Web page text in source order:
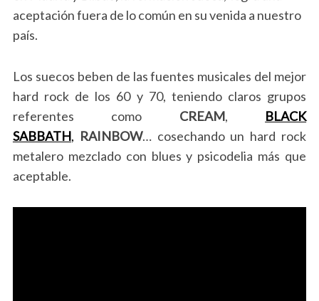
aceptación fuera de lo común en su venida a nuestro
país.
Los suecos beben de las fuentes musicales del mejor
hard rock de los 60 y 70, teniendo claros grupos
referentes como CREAM, BLACK
SABBATH, RAINBOW… cosechando un hard rock
metalero mezclado con blues y psicodelia más que
aceptable.